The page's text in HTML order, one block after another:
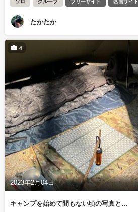
ソロ グループ フリーサイト 区画サイト
たかたか
2023年2月04日
4
キャンプを始めて間もない頃の写真と…